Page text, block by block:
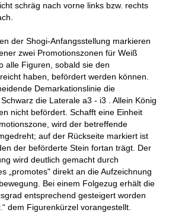
schräg nach vorne links bzw. rechts
der Shogi-Anfangsstellung markieren
zwei Promotionszonen für Weiß
alle Figuren, sobald sie den
haben, befördert werden können.
Demarkationslinie die
die Laterale a3 - i3 . Allein König
nicht befördert. Schafft eine Einheit
wird der betreffende
auf der Rückseite markiert ist
der beförderte Stein fortan trägt. Der
wird deutlich gemacht durch
„promotes" direkt an die Aufzeichnung
Bei einem Folgezug erhält die
entsprechend gesteigert worden
dem Figurenkürzel vorangestellt.